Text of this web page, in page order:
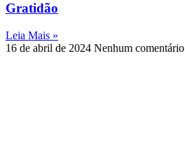
Gratidão
Leia Mais »
16 de abril de 2024 Nenhum comentário